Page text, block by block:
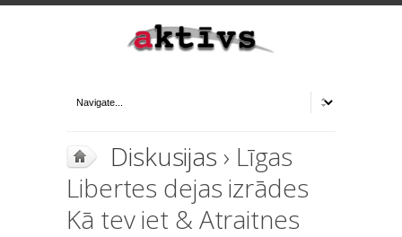
Diskusijas › Līgas
Libertes dejas izrādes
Kā tev iet & Atraitnes